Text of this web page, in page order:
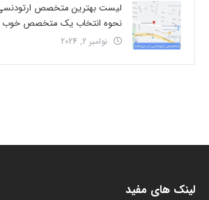
لیست بهترین متخصص ارتودنسی
نحوه انتخاب یک متخصص خوب
نوامبر 2, 2024
لینک های مفید